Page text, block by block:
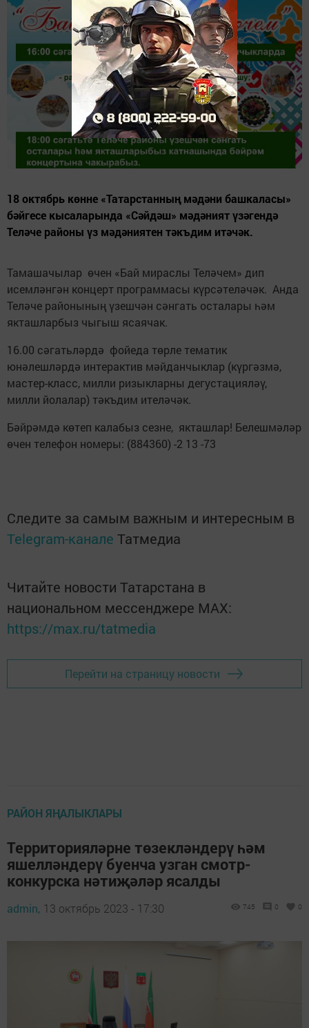
18 октябрь көнне «Татарстанның мәдәни башкаласы»
бәйгесе кысаларында «Сәйдәш» мәдәният үзәгендә
Теләче районы үз мәдәниятен тәкъдим итәчәк.
Тамашачылар өчен «Бай мираслы Теләчем» дип
исемләнгән концерт программасы күрсәтеләчәк. Анда
Теләче районының үзешчән сәнгать осталары һәм
якташларбыз чыгыш ясаячак.
16.00 сәгатьләрдә фойеда төрле тематик
юнәлешләрдә интерактив мәйданчыклар (күргәзмә,
мастер-класс, милли ризыкларны дегустацияләү,
милли йолалар) тәкъдим ителәчәк.
Бәйрәмдә көтеп калабыз сезне, якташлар! Белешмәләр
өчен телефон номеры: (884360) -2 13 -73
Следите за самым важным и интересным в
Telegram-канале Татмедиа
Читайте новости Татарстана в
национальном мессенджере MАХ:
https://max.ru/tatmedia
Перейти на страницу новости
РАЙОН ЯҢАЛЫКЛАРЫ
Территорияләрне төзекләндерү һәм
яшелләндерү буенча узган смотр-
конкурска нәтиҗәләр ясалды
admin, 13 октябрь 2023 - 17:30 745 0 0